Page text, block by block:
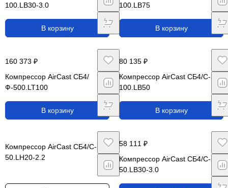
100.LB30-3.0
В корзину
100.LB75
В корзину
160 373 ₽
Компрессор AirCast CБ4/
Ф-500.LT100
В корзину
80 135 ₽
Компрессор AirCast CБ4/C-
100.LB50
В корзину
Компрессор AirCast CБ4/C-
50.LH20-2.2
58 111 ₽
Компрессор AirCast CБ4/C-
50.LB30-3.0